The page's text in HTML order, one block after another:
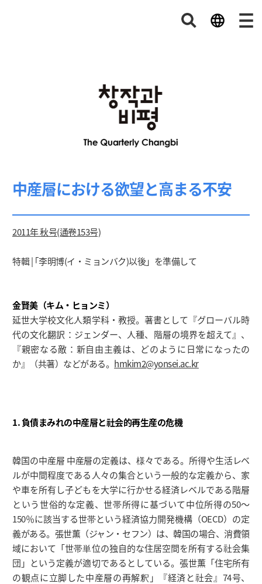
中産層における欲望と高まる不安
2011年 秋号(通卷153号)
特輯 | ｢李明博(イ・ミョンバク)以後」を準備して
金賢美（キム・ヒョンミ）
延世大学校文化人類学科・教授。著書として『グローバル時
代の文化翻訳：ジェンダー、人種、階層の境界を超えて』、
『親密なる敵：新自由主義は、どのように日常になったの
か』（共著）などがある。 hmkim2@yonsei.ac.kr
1. 負債まみれの中産層と社会的再生産の危機
韓国の中産層 中産層の定義は、様々である。所得や生活レベ
ルが中間程度である人々の集合という一般的な定義から、家
や車を所有し子どもを大学に行かせる経済レベルである階層
という世俗的な定義、世帯所得に基づいて中位所得の50～
150％に該当する世帯という経済協力開発機構（OECD）の定
義がある。張世薫（ジャン・セフン）は、韓国の場合、消費領
域において「世帯単位の独自的な住居空間を所有する社会集
団」という定義が適切であるとしている。張世薫「住宅所有
の観点に立脚した中産層の再解釈」『経済と社会』74号、